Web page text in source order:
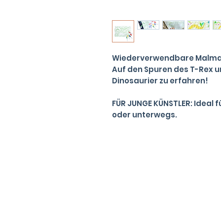
Wiederverwendbare
Auf den Spuren des T-Rex
Dinosaurier zu erfahren!
FÜR JUNGE KÜNSTLER:
oder unterwegs.